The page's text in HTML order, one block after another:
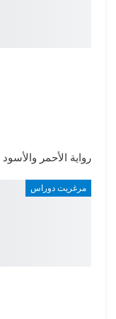
رواية الأحمر والأسود
مرغريت دوراس